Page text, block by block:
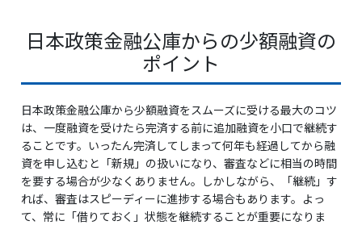
日本政策金融公庫からの少額融資の
ポイント
日本政策金融公庫から少額融資をスムーズに受ける最大のコツ
は、一度融資を受けたら完済する前に追加融資を小口で継続す
ることです。いったん完済してしまって何年も経過してから融
資を申し込むと「新規」の扱いになり、審査などに相当の時間
を要する場合が少なくありません。しかしながら、「継続」す
れば、審査はスピーディーに進捗する場合もあります。よっ
て、常に「借りておく」状態を継続することが重要になりま